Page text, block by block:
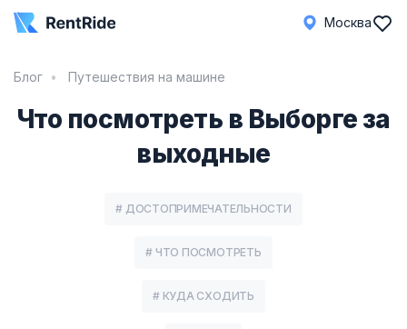
Москва
Блог Путешествия на машине
Что посмотреть в Выборге за
выходные
# ДОСТОПРИМЕЧАТЕЛЬНОСТИ
# ЧТО ПОСМОТРЕТЬ
# КУДА СХОДИТЬ